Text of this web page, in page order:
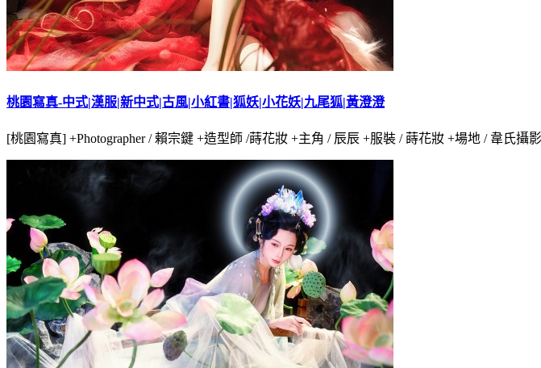
桃園寫真-中式|漢服|新中式|古風|小紅書|狐妖|小花妖|九尾狐|黃澄澄
[桃園寫真] +Photographer / 賴宗鍵 +造型師 /蒔花妝 +主角 / 辰辰 +服裝 / 蒔花妝 +場地 / 韋氏攝